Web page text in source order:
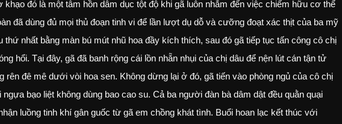
khạo đó là một tâm hồn dâm dục tột độ khi gã luôn nhắm đến việc chiếm hữu cơ thể
đã dùng đủ mọi thủ đoạn tinh vi để lần lượt dụ dỗ và cưỡng đoạt xác thịt của ba mỹ
nhất bằng màn bú mút nhũ hoa đầy kích thích, sau đó gã tiếp tục tấn công cô chị
hổi. Tại đây, gã đã banh rộng cái lồn nhẵn nhụi của chị dâu để nện lút cán tận tử
rên đê mê dưới vòi hoa sen. Không dừng lại ở đó, gã tiến vào phòng ngủ của cô chị
bạo liệt không dùng bao cao su. Cả ba người đàn bà dâm dật đều quằn quại
luồng tinh khí gân guốc từ gã em chồng khát tình. Buổi hoan lạc kết thúc với